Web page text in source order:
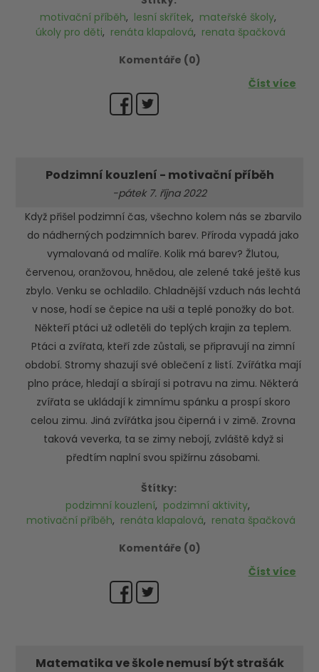
motivační příběh, lesní skřítek, mateřské školy,
úkoly pro děti, renáta klapalová, renata špačková
Komentáře (0)
Číst více
Podzimní kouzlení - motivační příběh
-pátek 7. října 2022
Když přišel podzimní čas, všechno kolem nás se zbarvilo
do nádherných podzimních barev. Příroda vypadá jako
vymalovaná od malíře. Kolik má barev? Žlutou,
červenou, oranžovou, hnědou, ale zelené také ještě kus
zbylo. Venku se ochladilo. Chladnější vzduch nás lechtá
v nose, hodí se čepice na uši a teplé ponožky do bot.
Někteří ptáci už odletěli do teplých krajin za teplem.
Ptáci a zvířata, kteří zde zůstali, se připravují na zimní
období. Stromy shazují své oblečení z listí. Zvířátka mají
plno práce, hledají a sbírají si potravu na zimu. Některá
zvířata se ukládají k zimnímu spánku a prospí skoro
celou zimu. Jiná zvířátka jsou čiperná i v zimě. Zrovna
taková veverka, ta se zimy nebojí, zvláště když si
předtím naplní svou spižírnu zásobami.
Štítky:
podzimní kouzlení, podzimní aktivity,
motivační příběh, renáta klapalová, renata špačková
Komentáře (0)
Číst více
Matematika ve škole nemusí být strašák